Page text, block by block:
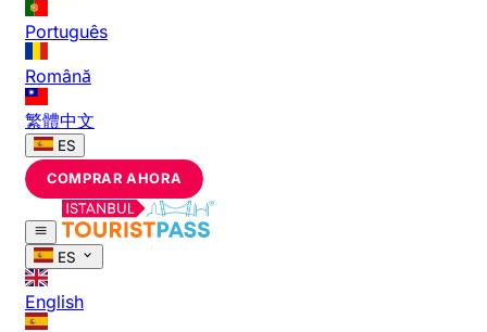
Português
Română
繁體中文
ES
COMPRAR AHORA
ES
English